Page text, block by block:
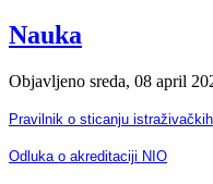
Nauka
Objavljeno sreda, 08 april
Pravilnik o sticanju
Odluka o akreditaciji NIO